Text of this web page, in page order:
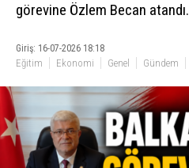
görevine Özlem Becan atandı.
Giriş: 16-07-2026 18:18
Eğitim Ekonomi Genel Gündem